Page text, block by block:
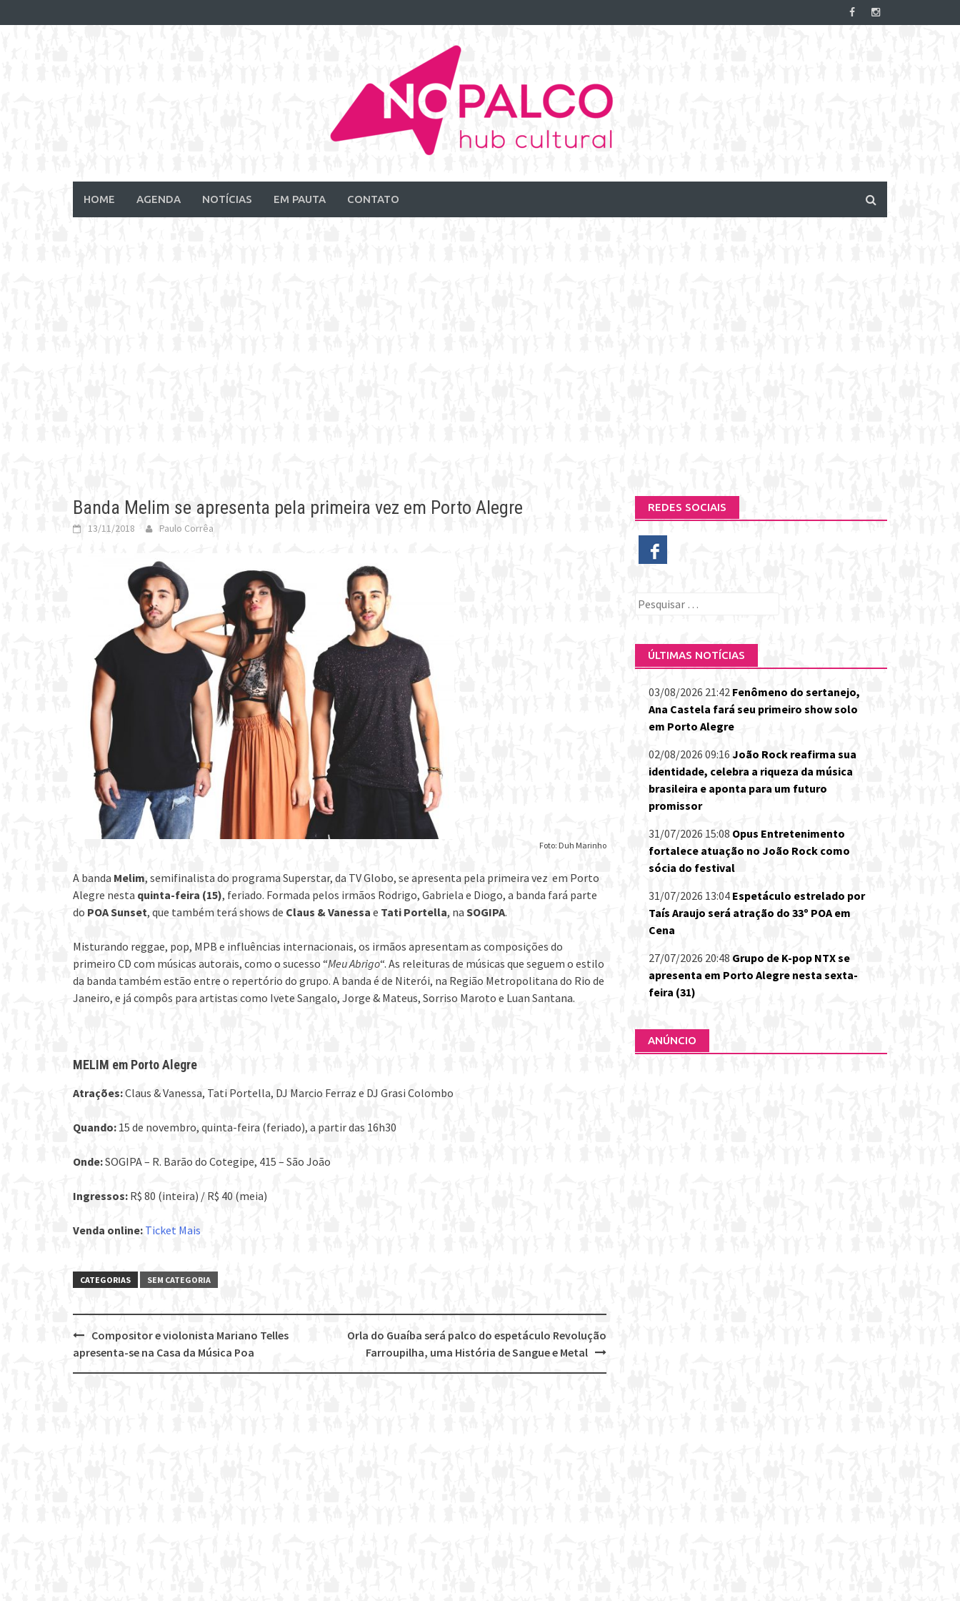
to
HOME AGENDA NOTÍCIAS EM PAUTA CONTATO
Banda Melim se apresenta pela primeira vez em Porto Alegre
13/11/2018 Paulo Corrêa
Foto: Duh Marinho
A banda Melim, semifinalista do programa Superstar, da TV Globo, se apresenta pela primeira vez em Porto
Alegre nesta quinta-feira (15), feriado. Formada pelos irmãos Rodrigo, Gabriela e Diogo, a banda fará parte
do POA Sunset, que também terá shows de Claus & Vanessa e Tati Portella, na SOGIPA.
Misturando reggae, pop, MPB e influências internacionais, os irmãos apresentam as composições do
primeiro CD com músicas autorais, como o sucesso “Meu Abrigo“. As releituras de músicas que seguem o estilo
da banda também estão entre o repertório do grupo. A banda é de Niterói, na Região Metropolitana do Rio de
Janeiro, e já compôs para artistas como Ivete Sangalo, Jorge & Mateus, Sorriso Maroto e Luan Santana.
MELIM em Porto Alegre
Atrações:Claus & Vanessa, Tati Portella, DJ Marcio Ferraz e DJ Grasi Colombo
Quando: 15 de novembro, quinta-feira (feriado), a partir das 16h30
Onde:SOGIPA – R. Barão do Cotegipe, 415 – São João
Ingressos: R$ 80 (inteira) / R$ 40 (meia)
Venda online: Ticket Mais
CATEGORIAS SEM CATEGORIA
Post
navigation
Orla do Guaíba será palco do espetáculo Revolução
Farroupilha, uma História de Sangue e Metal
Compositor e violonista Mariano Telles
apresenta-se na Casa da Música Poa
REDES SOCIAIS
Pesquisar
ÚLTIMAS NOTÍCIAS
03/08/2026 21:42 Fenômeno do sertanejo,
Ana Castela fará seu primeiro show solo
em Porto Alegre
02/08/2026 09:16 João Rock reafirma sua
identidade, celebra a riqueza da música
brasileira e aponta para um futuro
promissor
31/07/2026 15:08 Opus Entretenimento
fortalece atuação no João Rock como
sócia do festival
31/07/2026 13:04 Espetáculo estrelado por
Taís Araujo será atração do 33º POA em
Cena
27/07/2026 20:48 Grupo de K-pop NTX se
apresenta em Porto Alegre nesta sexta-
feira (31)
ANÚNCIO